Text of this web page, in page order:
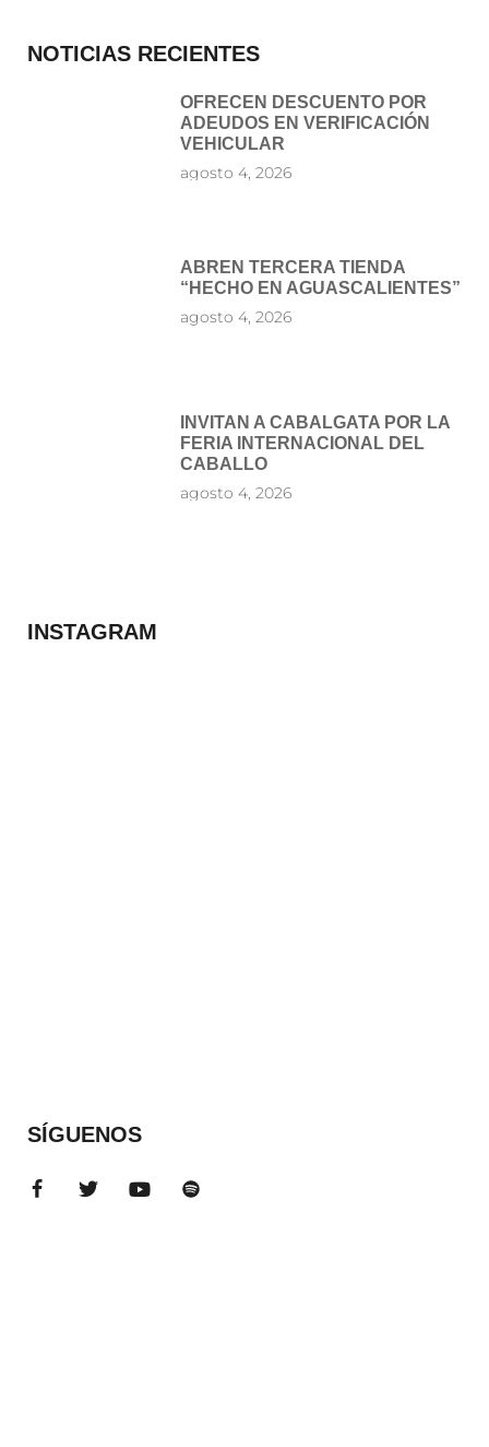
NOTICIAS RECIENTES
OFRECEN DESCUENTO POR
ADEUDOS EN VERIFICACIÓN
VEHICULAR
agosto 4, 2026
ABREN TERCERA TIENDA
“HECHO EN AGUASCALIENTES”
agosto 4, 2026
INVITAN A CABALGATA POR LA
FERIA INTERNACIONAL DEL
CABALLO
agosto 4, 2026
INSTAGRAM
SÍGUENOS